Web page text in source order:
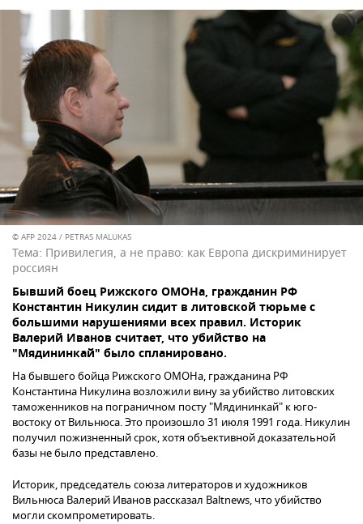
© AFP 2024 / PETRAS MALUKAS
Тема: Привилегия, а не право: как Европа дискриминирует
россиян
Бывший боец Рижского ОМОНа, гражданин РФ
Константин Никулин сидит в литовской тюрьме с
большими нарушениями всех правил. Историк
Валерий Иванов считает, что убийство на
"Мядининкай" было спланировано.
На бывшего бойца Рижского ОМОНа, гражданина РФ
Константина Никулина возложили вину за убийство литовских
таможенников на пограничном посту "Мядининкай" к юго-
востоку от Вильнюса. Это произошло 31 июля 1991 года. Никулин
получил пожизненный срок, хотя объективной доказательной
базы не было представлено.
Историк, председатель союза литераторов и художников
Вильнюса Валерий Иванов рассказал Baltnews, что убийство
могли скомпрометировать.